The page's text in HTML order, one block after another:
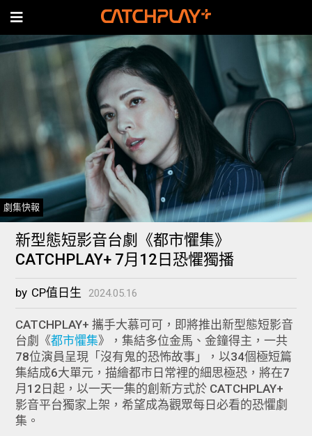
劇集快報
新型態短影音台劇《都市懼集》
CATCHPLAY+ 7月12日恐懼獨播
by CP值日生 2024.05.16
CATCHPLAY+ 攜手大慕可可，即將推出新型態短影音
台劇《都市懼集》，集結多位金馬、金鐘得主，一共
78位演員呈現「沒有鬼的恐怖故事」，以34個極短篇
集結成6大單元，描繪都市日常裡的細思極恐，將在7
月12日起，以一天一集的創新方式於 CATCHPLAY+
影音平台獨家上架，希望成為觀眾每日必看的恐懼劇
集。